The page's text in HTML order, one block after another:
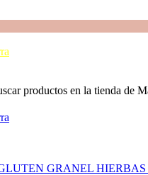
GRANEL HIERBAS